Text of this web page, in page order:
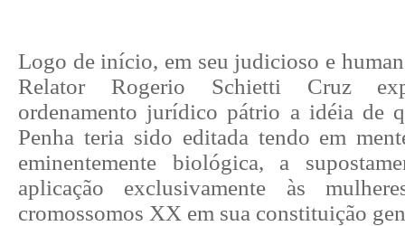
Logo de início, em seu judicioso e
Relator Rogerio Schietti Cruz
ordenamento jurídico pátrio a idéia de
Penha teria sido editada tendo em
eminentemente biológica, a
aplicação exclusivamente às
cromossomos XX em sua constituição